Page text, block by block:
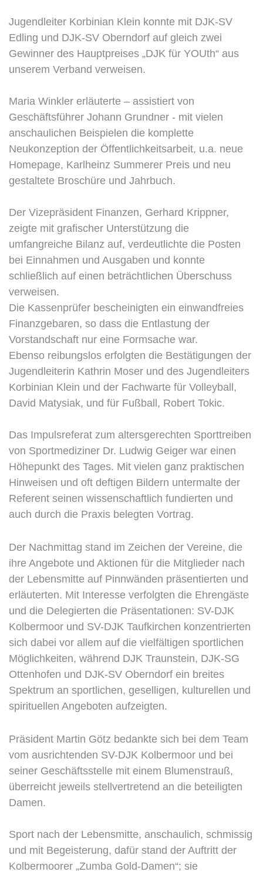
Jugendleiter Korbinian Klein konnte mit DJK-SV
Edling und DJK-SV Oberndorf auf gleich zwei
Gewinner des Hauptpreises „DJK für YOUth“ aus
unserem Verband verweisen.
Maria Winkler erläuterte – assistiert von
Geschäftsführer Johann Grundner - mit vielen
anschaulichen Beispielen die komplette
Neukonzeption der Öffentlichkeitsarbeit, u.a. neue
Homepage, Karlheinz Summerer Preis und neu
gestaltete Broschüre und Jahrbuch.
Der Vizepräsident Finanzen, Gerhard Krippner,
zeigte mit grafischer Unterstützung die
umfangreiche Bilanz auf, verdeutlichte die Posten
bei Einnahmen und Ausgaben und konnte
schließlich auf einen beträchtlichen Überschuss
verweisen.
Die Kassenprüfer bescheinigten ein einwandfreies
Finanzgebaren, so dass die Entlastung der
Vorstandschaft nur eine Formsache war.
Ebenso reibungslos erfolgten die Bestätigungen der
Jugendleiterin Kathrin Moser und des Jugendleiters
Korbinian Klein und der Fachwarte für Volleyball,
David Matysiak, und für Fußball, Robert Tokic.
Das Impulsreferat zum altersgerechten Sporttreiben
von Sportmediziner Dr. Ludwig Geiger war einen
Höhepunkt des Tages. Mit vielen ganz praktischen
Hinweisen und oft deftigen Bildern untermalte der
Referent seinen wissenschaftlich fundierten und
auch durch die Praxis belegten Vortrag.
Der Nachmittag stand im Zeichen der Vereine, die
ihre Angebote und Aktionen für die Mitglieder nach
der Lebensmitte auf Pinnwänden präsentierten und
erläuterten. Mit Interesse verfolgten die Ehrengäste
und die Delegierten die Präsentationen: SV-DJK
Kolbermoor und SV-DJK Taufkirchen konzentrierten
sich dabei vor allem auf die vielfältigen sportlichen
Möglichkeiten, während DJK Traunstein, DJK-SG
Ottenhofen und DJK-SV Oberndorf ein breites
Spektrum an sportlichen, geselligen, kulturellen und
spirituellen Angeboten aufzeigten.
Präsident Martin Götz bedankte sich bei dem Team
vom ausrichtenden SV-DJK Kolbermoor und bei
seiner Geschäftsstelle mit einem Blumenstrauß,
überreicht jeweils stellvertretend an die beteiligten
Damen.
Sport nach der Lebensmitte, anschaulich, schmissig
und mit Begeisterung, dafür stand der Auftritt der
Kolbermoorer „Zumba Gold-Damen“; sie